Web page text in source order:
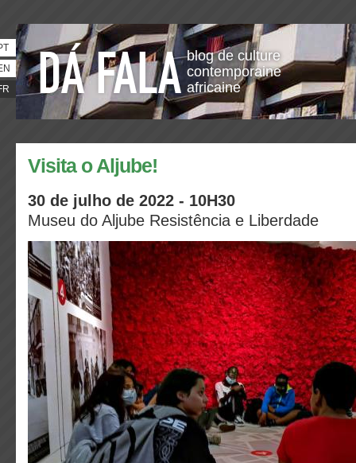
blog de culture
contemporaine
africaine
Visita o Aljube!
30 de julho de 2022 - 10H30
Museu do Aljube Resistência e Liberdade